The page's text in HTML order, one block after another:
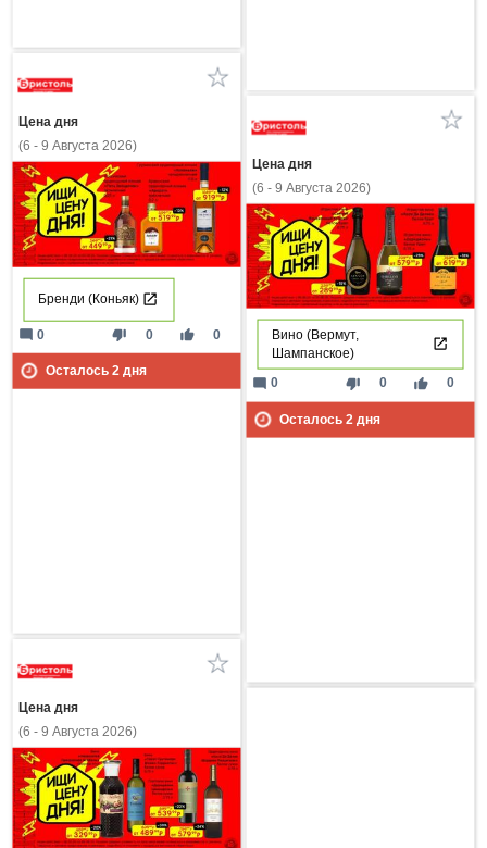
Цена дня
(6 - 9 Августа 2026)
Бренди (Коньяк)
thumb_down 0 thumb_up 0
mode_comment 0
Осталось 2дня
Цена дня
(6 - 9 Августа 2026)
Вино (Вермут,
Шампанское)
thumb_down 0 thumb_up 0
mode_comment 0
Осталось 2 дня
Цена дня
(6 - 9 Августа 2026)